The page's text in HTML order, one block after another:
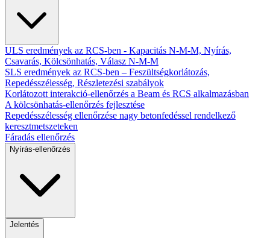
ULS eredmények az RCS-ben - Kapacitás N-M-M, Nyírás,
Csavarás, Kölcsönhatás, Válasz N-M-M
SLS eredmények az RCS-ben – Feszültségkorlátozás,
Repedésszélesség, Részletezési szabályok
Korlátozott interakció-ellenőrzés a Beam és RCS alkalmazásban
A kölcsönhatás-ellenőrzés fejlesztése
Repedésszélesség ellenőrzése nagy betonfedéssel rendelkező
keresztmetszeteken
Fáradás ellenőrzés
Nyírás-ellenőrzés
Jelentés